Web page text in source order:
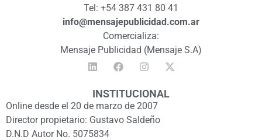
Tel: +54 387 431 80 41
info@mensajepublicidad.com.ar
Comercializa:
Mensaje Publicidad (Mensaje S.A)
INSTITUCIONAL
Online desde el 20 de marzo de 2007
Director propietario: Gustavo Saldeño
D.N.D Autor No. 5075834